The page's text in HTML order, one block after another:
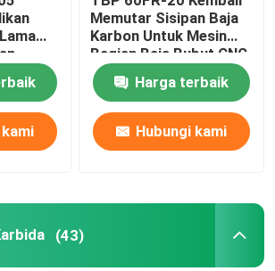
Pukulan
Memutar Sisipan Baja
Karbon Untuk Mesin
Bagian Baja Bubut CNC
Harga terbaik
Hubungi kami
(43)